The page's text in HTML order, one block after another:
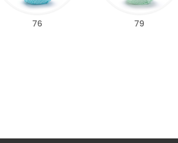
76 79